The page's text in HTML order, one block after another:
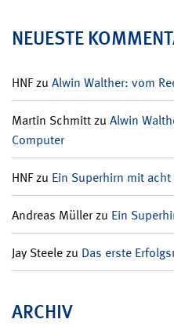
NEUESTE
HNFzu Alwin Walther: vom
Martin Schmittzu Alwin
Computer
HNFzu Ein Superhirn mit
Andreas Müllerzu Ein
Jay Steelezu Das erste
ARCHIV